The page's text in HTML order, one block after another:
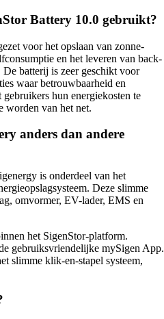
Battery 10.0 gebruikt?
voor het opslaan van zonne-
en het leveren van back-
batterij is zeer geschikt voor
waar betrouwbaarheid en
hun energiekosten te
worden van het net.
anders dan andere
is onderdeel van het
Deze slimme
omvormer, EV-lader, EMS en
het SigenStor-platform.
gebruiksvriendelijke mySigen App.
slimme klik-en-stapel systeem,